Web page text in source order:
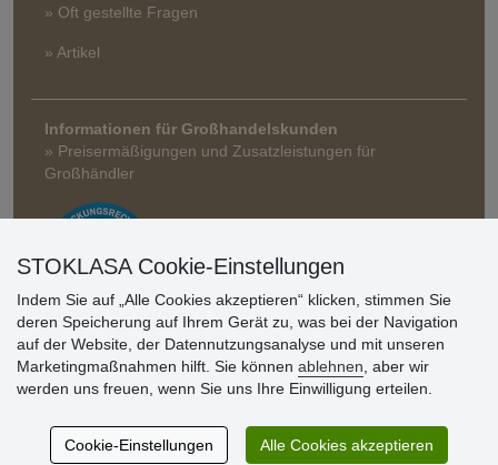
» Oft gestellte Fragen
» Artikel
Informationen für Großhandelskunden
» Preisermäßigungen und Zusatzleistungen für
Großhändler
Kundenbewertung
Sehr schöne Ware zu günstigen Preisen. Sehr
netter Kontakt.
STOKLASA Cookie-Einstellungen
Indem Sie auf „Alle Cookies akzeptieren“ klicken, stimmen Sie
deren Speicherung auf Ihrem Gerät zu, was bei der Navigation
auf der Website, der Datennutzungsanalyse und mit unseren
Marketingmaßnahmen hilft. Sie können ablehnen , aber wir
werden uns freuen, wenn Sie uns Ihre Einwilligung erteilen.
Cookie-Einstellungen Alle Cookies akzeptieren